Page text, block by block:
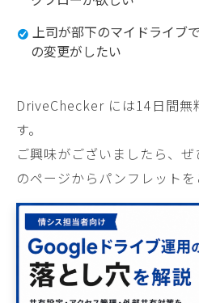
上司が部下のマイドライブ
の変更がしたい
DriveChecker には14日間無
す。
ご興味がございましたら、ぜ
のページからパンフレットを